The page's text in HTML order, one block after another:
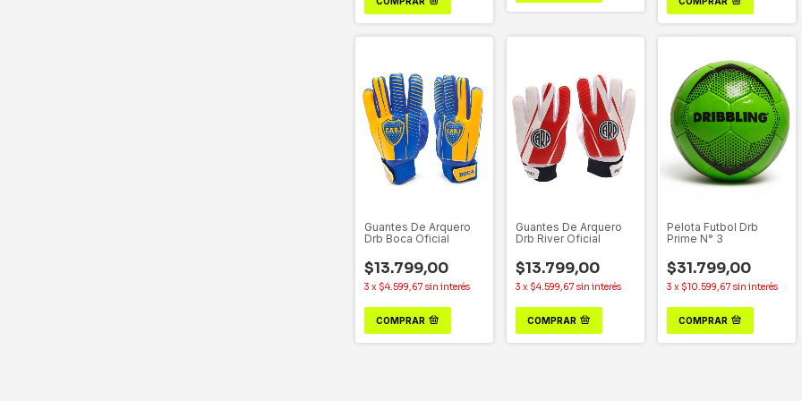
Guantes De Arquero
Drb Boca Oficial
$13.799,00
3 x $4.599,67 sin interés
COMPRAR
Guantes De Arquero
Drb River Oficial
$13.799,00
3 x $4.599,67 sin interés
COMPRAR
Pelota Futbol Drb
Prime N° 3
$31.799,00
3 x $10.599,67 sin interés
COMPRAR